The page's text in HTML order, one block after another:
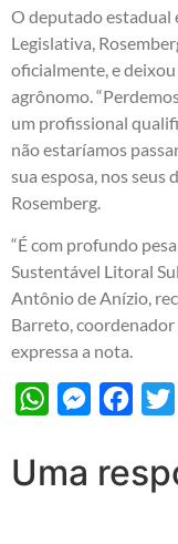
O deputado estadual
Legislativa,
oficialmente, e
agrônomo.
um profissional
não estaríamos
sua esposa, nos seus
Rosemberg.
“É com profundo
Sustentável Litoral
Antônio de Anízio,
Barreto, coordenador
expressa a nota.
WhatsAppMessenger
Uma